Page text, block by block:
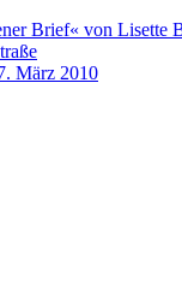
Brief« von Lisette
März 2010